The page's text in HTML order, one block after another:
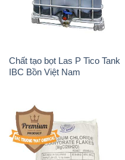
Chất tạo bọt Las P Tico Tank
IBC Bồn Việt Nam